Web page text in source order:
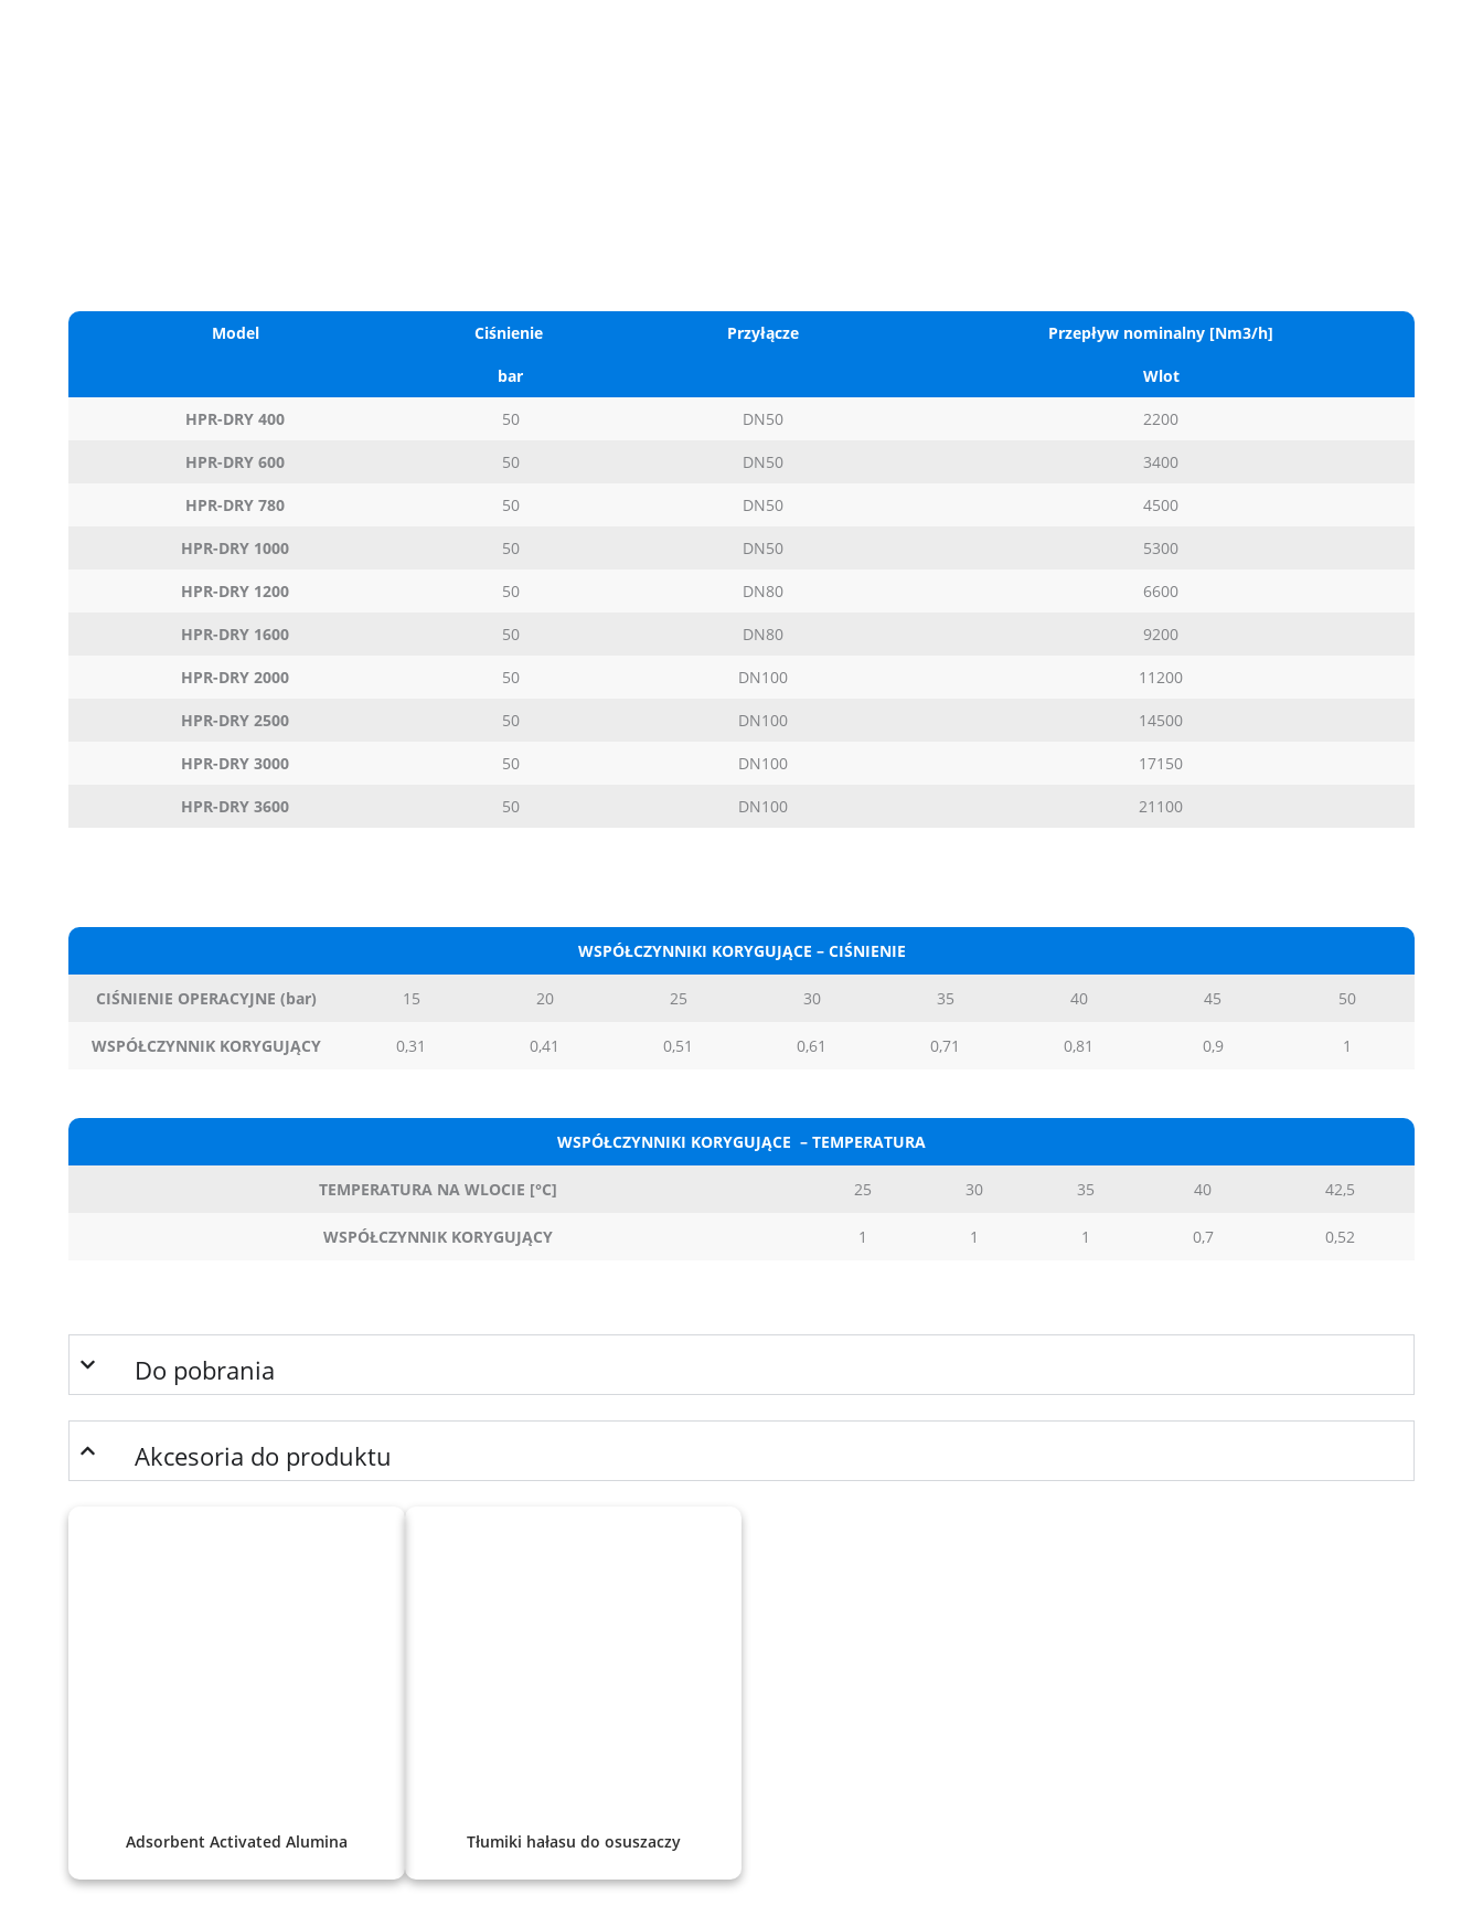
Model Ciśnienie Przyłącze Przepływ nominalny [Nm3/h]
bar Wlot
HPR-DRY 400 50 DN50 2200
HPR-DRY 600 50 DN50 3400
HPR-DRY 780 50 DN50 4500
HPR-DRY 1000 50 DN50 5300
HPR-DRY 1200 50 DN80 6600
HPR-DRY 1600 50 DN80 9200
HPR-DRY 2000 50 DN100 11200
HPR-DRY 2500 50 DN100 14500
HPR-DRY 3000 50 DN100 17150
HPR-DRY 3600 50 DN100 21100
WSPÓŁCZYNNIKI KORYGUJĄCE – CIŚNIENIE
CIŚNIENIE OPERACYJNE (bar) 15 20 25 30 35 40 45 50
WSPÓŁCZYNNIK KORYGUJĄCY 0,31 0,41 0,51 0,61 0,71 0,81 0,9 1
WSPÓŁCZYNNIKI KORYGUJĄCE – TEMPERATURA
TEMPERATURA NA WLOCIE [°C] 25 30 35 40 42,5
WSPÓŁCZYNNIK KORYGUJĄCY 1 1 1 0,7 0,52
Do pobrania
Akcesoria do produktu
Adsorbent Activated Alumina Tłumiki hałasu do osuszaczy